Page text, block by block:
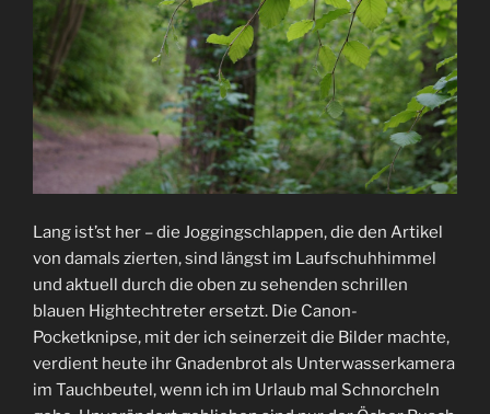
Lang ist’st her – die Joggingschlappen, die den Artikel
von damals zierten, sind längst im Laufschuhhimmel
und aktuell durch die oben zu sehenden schrillen
blauen Hightechtreter ersetzt. Die Canon-
Pocketknipse, mit der ich seinerzeit die Bilder machte,
verdient heute ihr Gnadenbrot als Unterwasserkamera
im Tauchbeutel, wenn ich im Urlaub mal Schnorcheln